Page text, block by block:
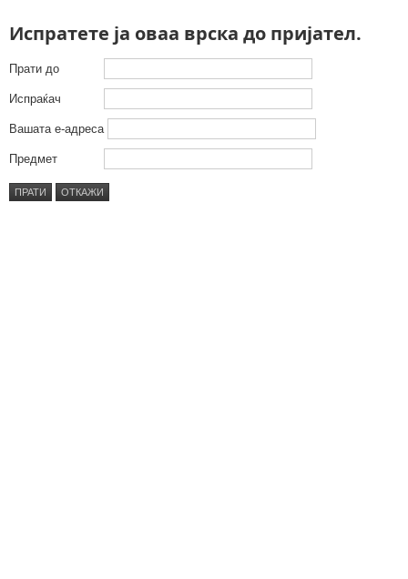
Испратете ја оваа врска до пријател.
Прати до
Испраќач
Вашата е-адреса
Предмет
ПРАТИ ОТКАЖИ